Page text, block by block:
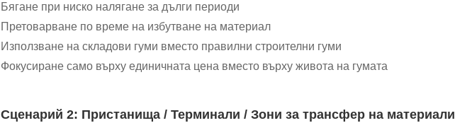
Бягане при ниско налягане за дълги периоди
Претоварване по време на избутване на материал
Използване на складови гуми вместо правилни строителни гуми
Фокусиране само върху единичната цена вместо върху живота на гумата
Сценарий 2: Пристанища / Терминали / Зони за трансфер на материали